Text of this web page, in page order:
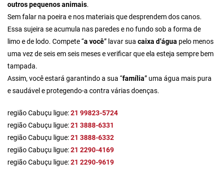
outros pequenos animais.
Sem falar na poeira e nos materiais que desprendem dos canos.
Essa sujeira se acumula nas paredes e no fundo sob a forma de
limo e de lodo. Compete “a você” lavar sua caixa d’água pelo menos
uma vez de seis em seis meses e verificar que ela esteja sempre bem
tampada.
Assim, você estará garantindo a sua “família” uma água mais pura
e saudável e protegendo-a contra várias doenças.
região Cabuçu ligue:21 99823-5724
região Cabuçu ligue:21 3888-6331
região Cabuçu ligue:21 3888-6332
região Cabuçu ligue:21 2290-4169
região Cabuçu ligue:21 2290-9619